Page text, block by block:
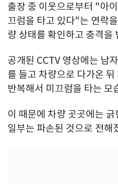
출장 중 이웃으로부터 "아
끄럼을 타고 있다"는 연락
량 상태를 확인하고 충격을
공개된 CCTV 영상에는 남
를 들고 차량으로 다가온
반복해서 미끄럼을 타는 모
이 때문에 차량 곳곳에는
일부는 파손된 것으로 전해